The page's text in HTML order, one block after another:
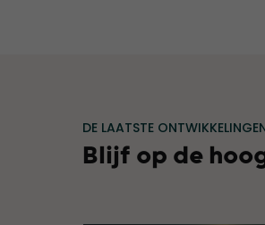
DE LAATSTE
Blijf op de